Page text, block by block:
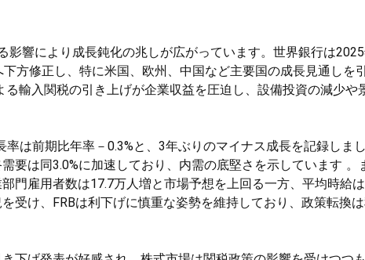
影響により成長鈍化の兆しが広がっています。世界銀行は
下方修正し、特に米国、欧州、中国など主要国の成長見通しを
輸入関税の引き上げが企業収益を圧迫し、設備投資の減少や
率は前期比年率－0.3%と、3年ぶりのマイナス成長を記録しま
要は同3.0%に加速しており、内需の底堅さを示しています 。
門雇用者数は17.7万人増と市場予想を上回る一方、平均時給
受け、FRBは利下げに慎重な姿勢を維持しており、政策転換